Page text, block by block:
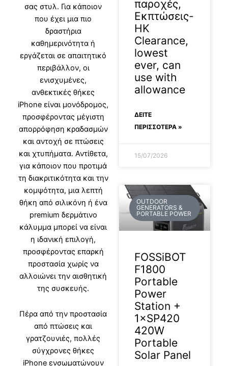
σας στυλ. Για κάποιον
που έχει μια πιο
δραστήρια
καθημερινότητα ή
εργάζεται σε απαιτητικό
περιβάλλον, οι
ενισχυμένες,
ανθεκτικέςθήκες
iPhone είναι μονόδρομος,
προσφέροντας μέγιστη
απορρόφηση κραδασμών
και αντοχή σε πτώσεις
και χτυπήματα. Αντίθετα,
για κάποιον που προτιμά
τη διακριτικότητα και την
κομψότητα, μια λεπτή
θήκη από σιλικόνη ή ένα
premium δερμάτινο
κάλυμμα μπορεί να είναι
η ιδανική επιλογή,
προσφέροντας επαρκή
προστασία χωρίς να
αλλοιώνει την αισθητική
της συσκευής.
Πέρα από την προστασία
από πτώσεις και
γρατζουνιές, πολλές
σύγχρονεςθήκες
iPhoneενσωματώνουν
παροχές,
Εκπτώσεις-
HK
Clearance,
lowest
ever, can
use with
allowance
ΔΕΊΤΕ
ΠΕΡΙΣΣΟΤΕΡΑ »
15/07/2026
OUTDOOR
GENERATORS &
PORTABLE POWER
FOSSiBOT
F1800
Portable
Power
Station +
1×SP420
420W
Portable
Solar Panel